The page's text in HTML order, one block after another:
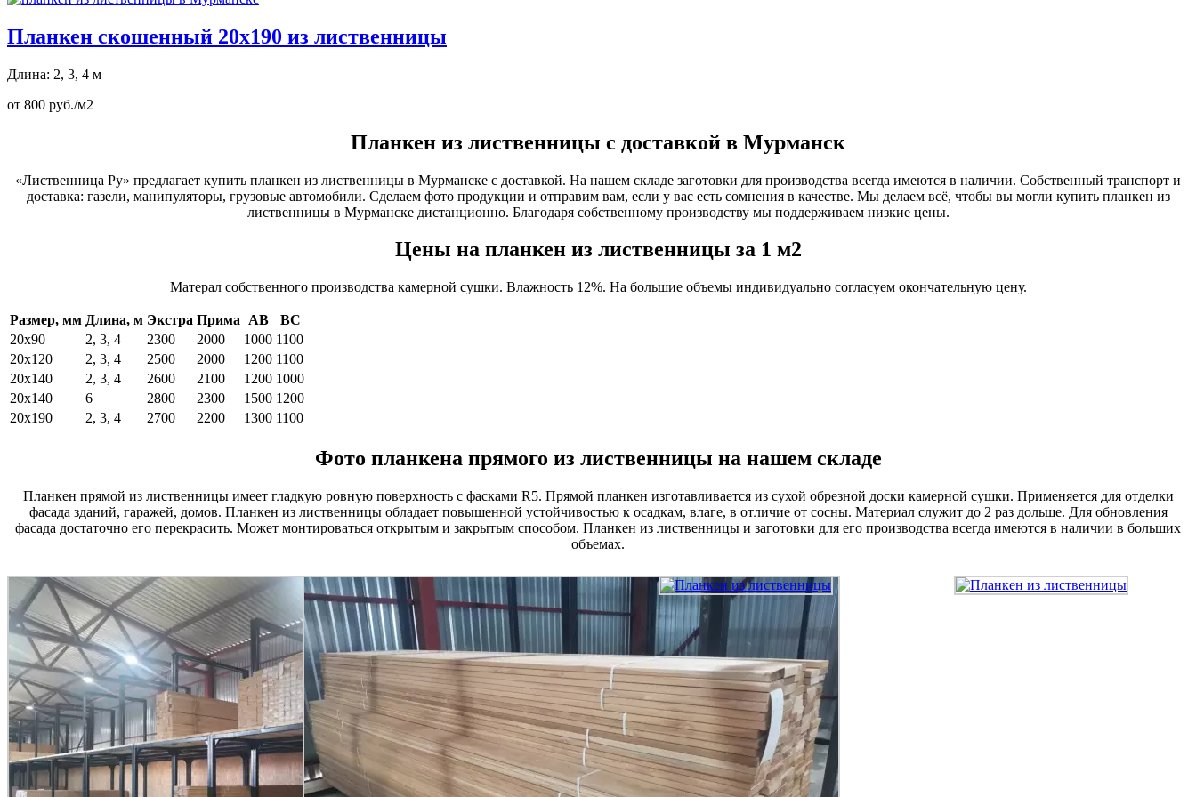
Планкен скошенный 20х190 из лиственницы
Длина: 2, 3, 4 м
от 800 руб./м2
Планкен из лиственницы с доставкой в Мурманск
«Лиственница Ру» предлагает купить планкен из лиственницы в Мурманске с доставкой. На нашем складе заготовки для производства всегда имеются в наличии. Собственный транспорт и
доставка: газели, манипуляторы, грузовые автомобили. Сделаем фото продукции и отправим вам, если у вас есть сомнения в качестве. Мы делаем всё, чтобы вы могли купить планкен из
лиственницы в Мурманске дистанционно. Благодаря собственному производству мы поддерживаем низкие цены.
Цены на планкен из лиственницы за 1 м2
Матерал собственного производства камерной сушки. Влажность 12%. На большие объемы индивидуально согласуем окончательную цену.
Размер, мм Длина, м Экстра Прима АВ
ВС
20х90
2, 3, 4 2300 2000 1000 1100
20х120
2, 3, 4 2500 2000 1200 1100
20х140
2, 3, 4 2600 2100 1200 1000
20х140
6 2800 2300 1500 1200
20х190
2, 3, 4 2700 2200 1300 1100
Фото планкена прямого из лиственницы на нашем складе
Планкен прямой из лиственницы имеет гладкую ровную поверхность с фасками R5. Прямой планкен изготавливается из сухой обрезной доски камерной сушки. Применяется для отделки
фасада зданий, гаражей, домов. Планкен из лиственницы обладает повышенной устойчивостью к осадкам, влаге, в отличие от сосны. Материал служит до 2 раз дольше. Для обновления
фасада достаточно его перекрасить. Может монтироваться открытым и закрытым способом. Планкен из лиственницы и заготовки для его производства всегда имеются в наличии в больших
объемах.